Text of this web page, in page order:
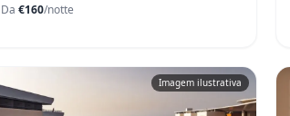
Da €160/notte
Imagem ilustrativa